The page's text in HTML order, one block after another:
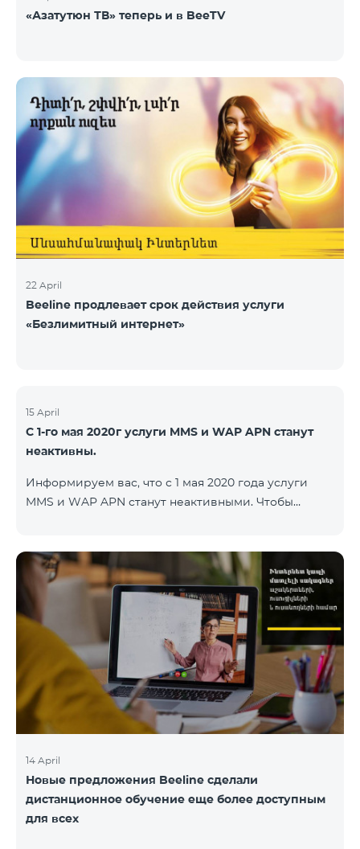
«Азатутюн ТВ» теперь и в BeeTV
22 April
Beeline продлевает срок действия услуги
«Безлимитный интернет»
15 April
С 1-го мая 2020г услуги MMS и WAP APN станут
неактивны.
Информируем вас, что с 1 мая 2020 года услуги
MMS и WAP APN станут неактивными. Чтобы
internet.beeline.am и удалить поля Port, Proxy,
Password. Подробности: 0611
14 April
Новые предложения Beeline сделали
дистанционное обучение еще более доступным
для всех